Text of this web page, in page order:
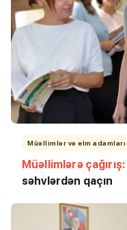
Müəllimlər və elm adamları
Müəllimlərə çağırış:
səhvlərdən qaçın